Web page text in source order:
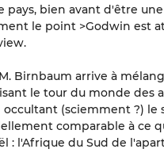
pays, bien avant d'être
le point >Godwin est
Birnbaum arrive à
le tour du monde des
occultant (sciemment ?) le
comparable à ce
: l'Afrique du Sud de